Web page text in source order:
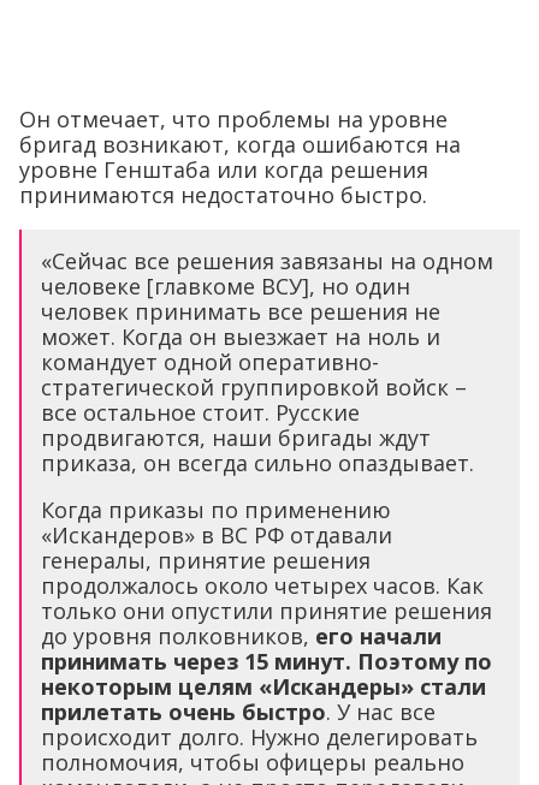
Он отмечает, что проблемы на уровне
бригад возникают, когда ошибаются на
уровне Генштаба или когда решения
принимаются недостаточно быстро.
«Сейчас все решения завязаны на одном
человеке [главкоме ВСУ], но один
человек принимать все решения не
может. Когда он выезжает на ноль и
командует одной оперативно-
стратегической группировкой войск –
все остальное стоит. Русские
продвигаются, наши бригады ждут
приказа, он всегда сильно опаздывает.
Когда приказы по применению
«Искандеров» в ВС РФ отдавали
генералы, принятие решения
продолжалось около четырех часов. Как
только они опустили принятие решения
до уровня полковников, его начали
принимать через 15 минут. Поэтому по
некоторым целям «Искандеры» стали
прилетать очень быстро. У нас все
происходит долго. Нужно делегировать
полномочия, чтобы офицеры реально